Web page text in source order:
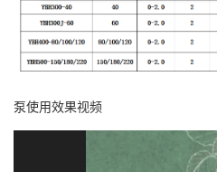
泵使用效果视频